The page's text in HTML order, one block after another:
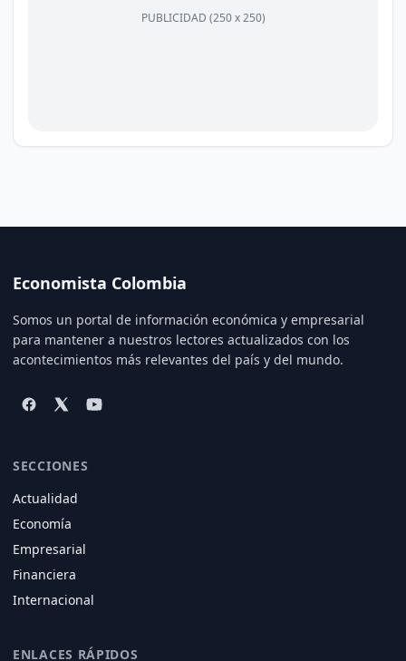
PUBLICIDAD (250 x 250)
Economista Colombia
Somos un portal de información económica y empresarial
para mantener a nuestros lectores actualizados con los
acontecimientos más relevantes del país y del mundo.
SECCIONES
Actualidad
Economía
Empresarial
Financiera
Internacional
ENLACES RÁPIDOS